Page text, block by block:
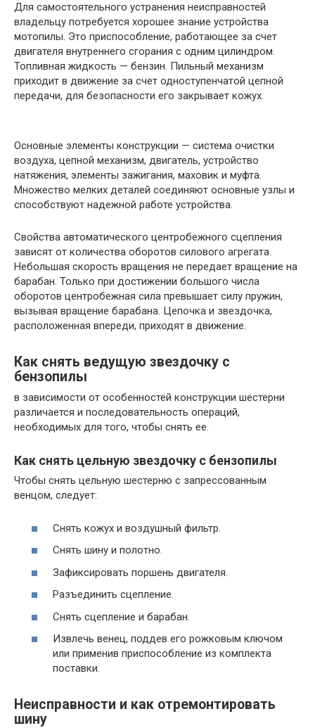
Для самостоятельного устранения неисправностей
владельцу потребуется хорошее знание устройства
мотопилы. Это приспособление, работающее за счет
двигателя внутреннего сгорания с одним цилиндром.
Топливная жидкость — бензин. Пильный механизм
приходит в движение за счет одноступенчатой цепной
передачи, для безопасности его закрывает кожух.
Основные элементы конструкции — система очистки
воздуха, цепной механизм, двигатель, устройство
натяжения, элементы зажигания, маховик и муфта.
Множество мелких деталей соединяют основные узлы и
способствуют надежной работе устройства.
Свойства автоматического центробежного сцепления
зависят от количества оборотов силового агрегата.
Небольшая скорость вращения не передает вращение на
барабан. Только при достижении большого числа
оборотов центробежная сила превышает силу пружин,
вызывая вращение барабана. Цепочка и звездочка,
расположенная впереди, приходят в движение.
Как снять ведущую звездочку с
бензопилы
в зависимости от особенностей конструкции шестерни
различается и последовательность операций,
необходимых для того, чтобы снять ее.
Как снять цельную звездочку с бензопилы
Чтобы снять цельную шестерню с запрессованным
венцом, следует:
Снять кожух и воздушный фильтр.
Снять шину и полотно.
Зафиксировать поршень двигателя.
Разъединить сцепление.
Снять сцепление и барабан.
Извлечь венец, поддев его рожковым ключом
или применив приспособление из комплекта
поставки.
Неисправности и как отремонтировать
шину